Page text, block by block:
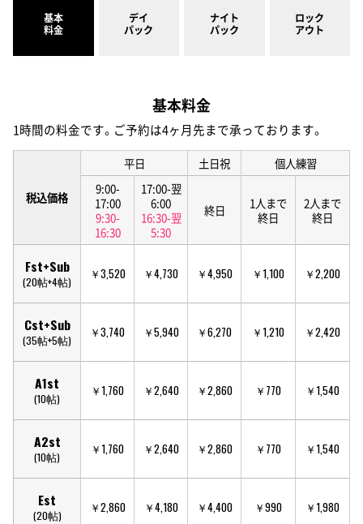
基本
料金
デイ
パック
ナイト
パック
ロック
アウト
基本料金
1時間の料金です。ご予約は4ヶ月先まで承っております。
税込価格
平日 土日祝
個人練習
9:00-
17:00
9:30-
16:30
17:00-翌
6:00
16:30-翌
5:30
終日
1人まで
終日
2人まで
終日
Fst+Sub
(20帖+4帖)
￥3,520 ￥4,730 ￥4,950 ￥1,100 ￥2,200
Cst+Sub
(35帖+5帖)
￥3,740 ￥5,940 ￥6,270 ￥1,210 ￥2,420
A1st
(10帖)
￥1,760 ￥2,640 ￥2,860 ￥770 ￥1,540
A2st
(10帖)
￥1,760 ￥2,640 ￥2,860 ￥770 ￥1,540
Est
(20帖)
￥2,860 ￥4,180 ￥4,400 ￥990 ￥1,980